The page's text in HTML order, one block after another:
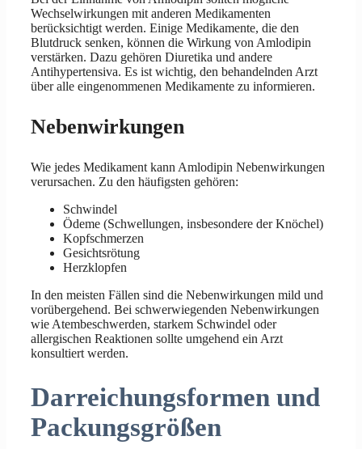
Wechselwirkungen mit anderen Medikamenten
berücksichtigt werden. Einige Medikamente, die den
Blutdruck senken, können die Wirkung von Amlodipin
verstärken. Dazu gehören Diuretika und andere
Antihypertensiva. Es ist wichtig, den behandelnden Arzt
über alle eingenommenen Medikamente zu informieren.
Nebenwirkungen
Wie jedes Medikament kann Amlodipin Nebenwirkungen
verursachen. Zu den häufigsten gehören:
Schwindel
Ödeme (Schwellungen, insbesondere der Knöchel)
Kopfschmerzen
Gesichtsrötung
Herzklopfen
In den meisten Fällen sind die Nebenwirkungen mild und
vorübergehend. Bei schwerwiegenden Nebenwirkungen
wie Atembeschwerden, starkem Schwindel oder
allergischen Reaktionen sollte umgehend ein Arzt
konsultiert werden.
Darreichungsformen und
Packungsgrößen